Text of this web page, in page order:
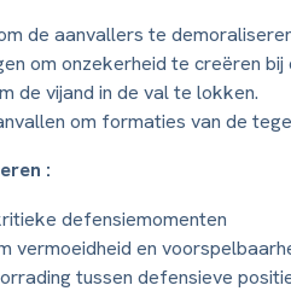
de aanvallers te
om onzekerheid te creëren bij
de vijand in de val te lokken.
om formaties van de
:
defensiemomenten
vermoeidheid en
tussen defensieve